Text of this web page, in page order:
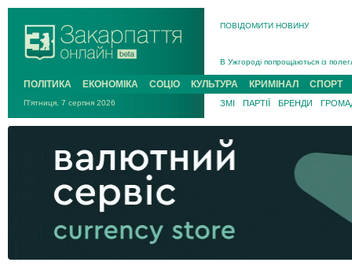
ПОВІДОМИТИ НОВИНУ
В Ужгороді попрощаються із
В Ужгороді 5 серпня
Підтвердили загибель
На війні з рф поліг військовий з
На Хустщині внаслідок ДТП за
Інструктора районного ТЦК на
ПОЛІТИКА ЕКОНОМІКА СОЦІО КУЛЬТУРА КРИМІНАЛ СПОРТ
П'ятниця, 7 серпня 2026 ЗМІ ПАРТІЇ БРЕНДИ